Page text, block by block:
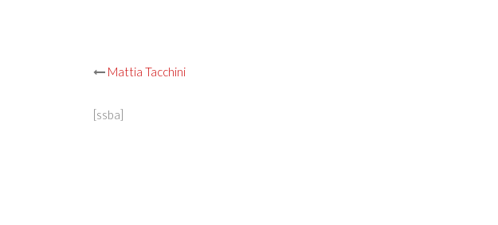
Post
navigation
Mattia Tacchini
[ssba]